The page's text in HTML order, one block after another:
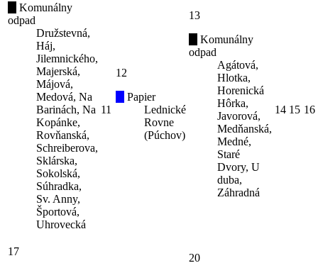
Komunálny
odpad
Družstevná,
Háj,
Jilemnického,
Majerská,
Májová,
Medová, Na
Barinách, Na
Kopánke,
Rovňanská,
Schreiberova,
Sklárska,
Sokolská,
Súhradka,
Sv. Anny,
Športová,
Uhrovecká
11
12
Papier
Lednické
Rovne
(Púchov)
13
Komunálny
odpad
Agátová,
Hlotka,
Horenická
Hôrka,
Javorová,
Medňanská,
Medné,
Staré
Dvory, U
duba,
Záhradná
14 15 16
17
20